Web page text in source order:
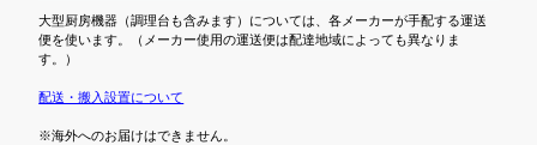
大型厨房機器（調理台も含みます）については、各メーカーが手配する運送
便を使います。（メーカー使用の運送便は配達地域によっても異なりま
す。）
配送・搬入設置について
※海外へのお届けはできません。